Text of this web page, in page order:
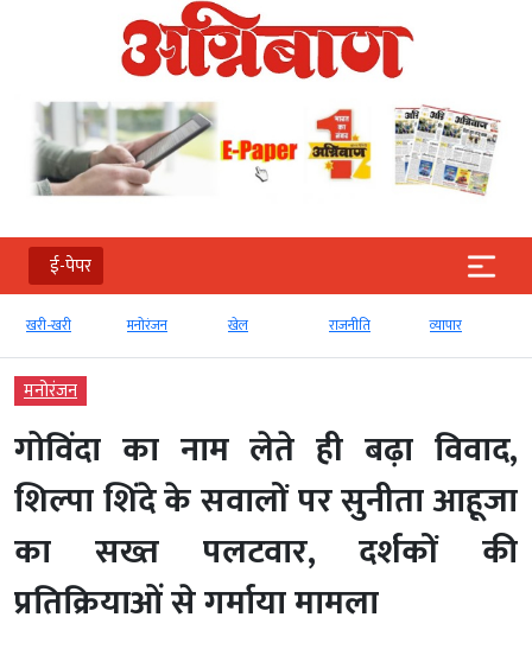
ई-पेपर
खरी-खरी मनोरंजन खेल राजनीति व्‍यापार
मनोरंजन
गोविंदा का नाम लेते ही बढ़ा विवाद,
शिल्पा शिंदे के सवालों पर सुनीता आहूजा
का सख्त पलटवार, दर्शकों की
प्रतिक्रियाओं से गर्माया मामला